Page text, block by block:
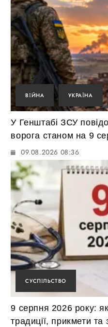
ВІЙНА УКРАЇНА
У Генштабі ЗСУ
ворога станом на 9
09.08.2026 08:36
СУСПІЛЬСТВО
9 серпня 2026 року:
традиції, прикмети